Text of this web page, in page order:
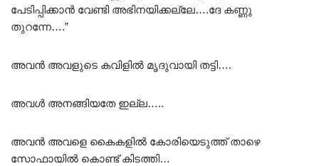
പേടിപ്പിക്കാൻ വേണ്ടി അഭിനയിക്കല്ലേ….ദേ കണ്ണു
തുറന്നേ….”
അവൻ അവളുടെ കവിളിൽ മൃദുവായി തട്ടി….
അവൾ അനങ്ങിയതേ ഇല്ല…..
അവൻ അവളെ കൈകളിൽ കോരിയെടുത്ത് താഴെ
സോഫായിൽ കൊണ്ട് കിടത്തി…